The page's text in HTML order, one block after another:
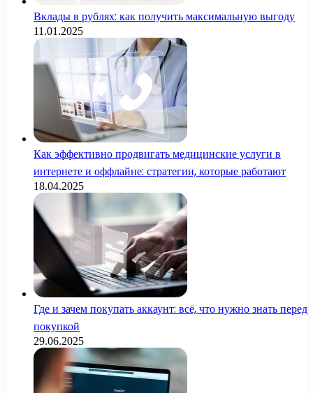
Вклады в рублях: как получить максимальную выгоду
11.01.2025
Как эффективно продвигать медицинские услуги в
интернете и оффлайне: стратегии, которые работают
18.04.2025
Где и зачем покупать аккаунт: всё, что нужно знать перед
покупкой
29.06.2025